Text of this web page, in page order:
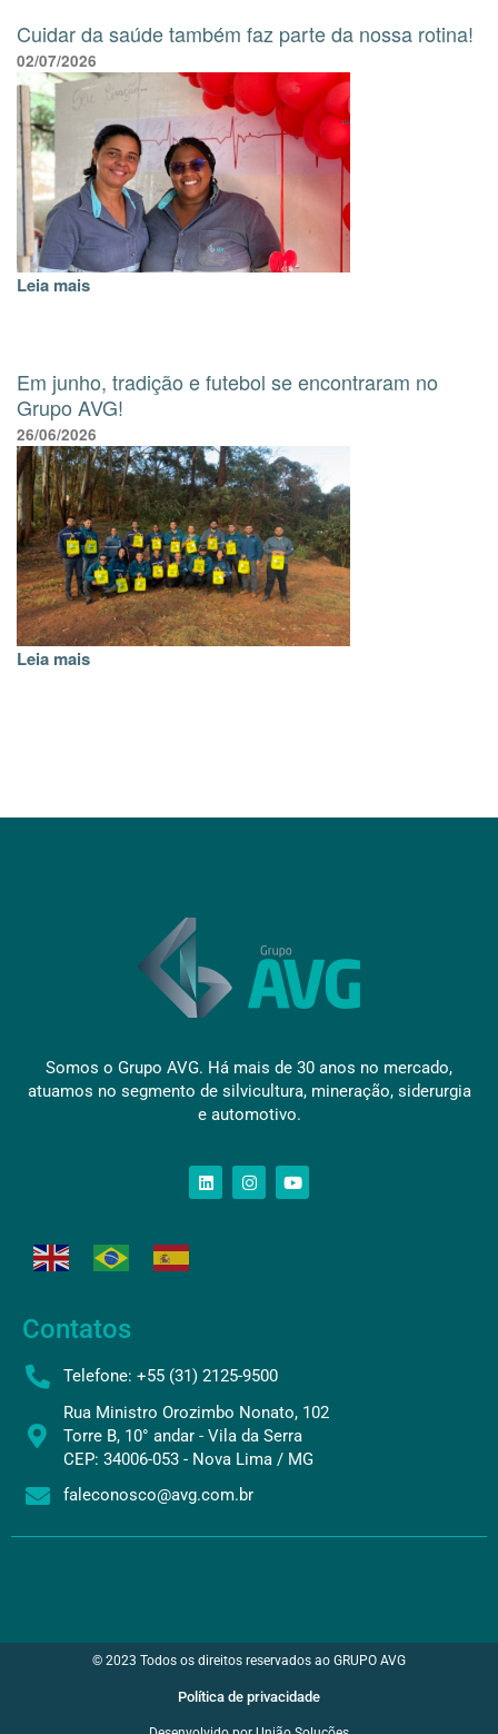
Cuidar da saúde também faz parte da nossa rotina!
02/07/2026
Leia mais
Em junho, tradição e futebol se encontraram no
Grupo AVG!
26/06/2026
Leia mais
Somos o Grupo AVG. Há mais de 30 anos no mercado,
atuamos no segmento de silvicultura, mineração, siderurgia
e automotivo.
Contatos
Telefone: +55 (31) 2125-9500
Rua Ministro Orozimbo Nonato, 102
Torre B, 10° andar - Vila da Serra
CEP: 34006-053 - Nova Lima / MG
faleconosco@avg.com.br
© 2023 Todos os direitos reservados ao GRUPO AVG
Política de privacidade